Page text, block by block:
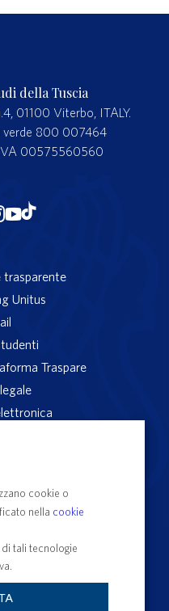
della Tuscia
01100 Viterbo, ITALY.
verde 800 007464
00575560560
trasparente
Unitus
Traspare
Ateneo
cookie o
nella cookie
tali tecnologie